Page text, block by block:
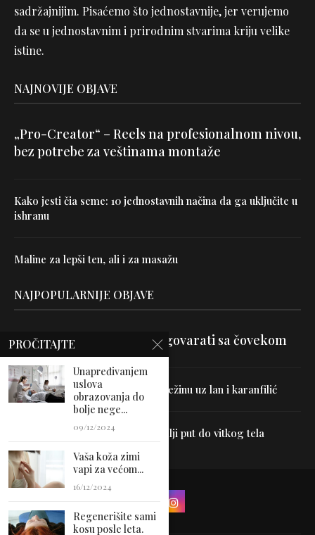
sadržajnijim. Pisaćemo što jednostavnije, jer verujemo
da se u jednostavnim i prirodnim stvarima kriju velike
istine.
NAJNOVIJE OBJAVE
„Pro-Creator“ – Reels na profesionalnom nivou,
bez potrebe za veštinama montaže
Kako jesti čia seme: 10 jednostavnih načina da ga uključite u
ishranu
Maline za lepši ten, ali i za masažu
NAJPOPULARNIJE OBJAVE
Velika je veština znati razgovarati sa čovekom
Uništite parazite i normalizujte težinu uz lan i karanfilić
Dr Hajder: Akupunktura je najbolji put do vitkog tela
PROČITAJTE
Unapređivanjem
uslova
obrazovanja do
bolje nege...
09/12/2024
Vaša koža zimi
vapi za većom...
16/12/2024
Regenerišite sami
kosu posle leta.